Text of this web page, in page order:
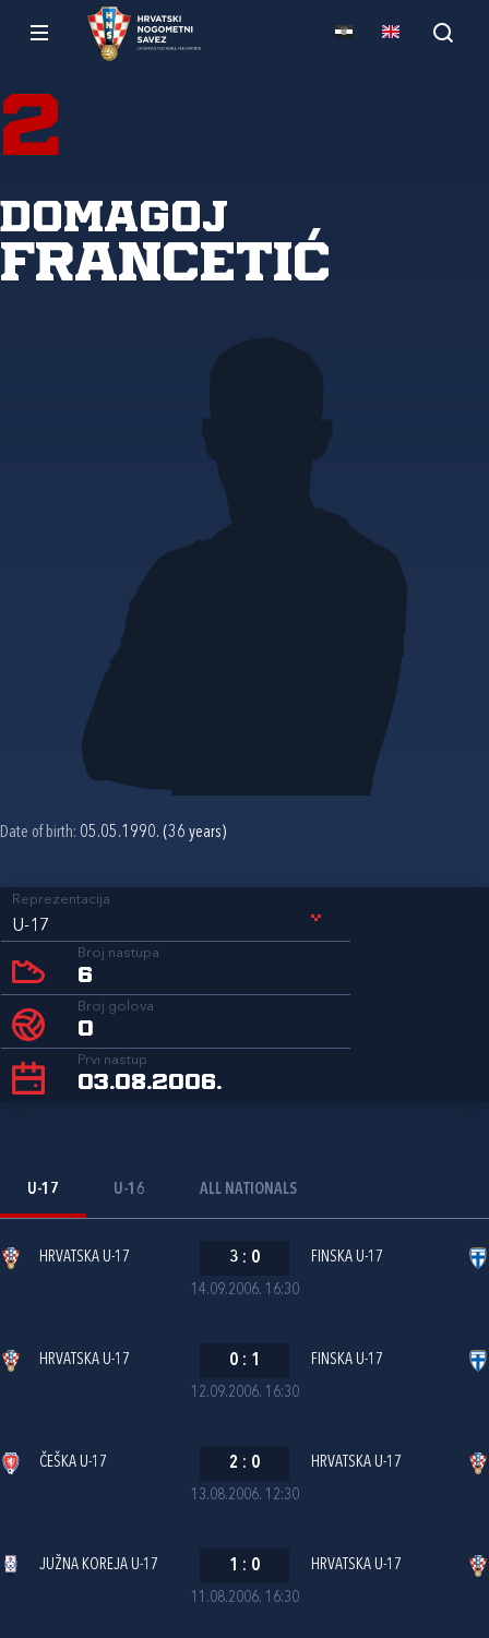
2
Domagoj
Francetić
Date of birth: 05.05.1990. (36 years)
Reprezentacija
U-17
Broj nastupa
6
Broj golova
0
Prvi nastup
03.08.2006.
U-17 U-16 ALL NATIONALS
14.09.2006. 16:30
HRVATSKA U-17 3 : 0 FINSKA U-17
12.09.2006. 16:30
HRVATSKA U-17 0 : 1 FINSKA U-17
13.08.2006. 12:30
ČEŠKA U-17 2 : 0 HRVATSKA U-17
11.08.2006. 16:30
JUŽNA KOREJA U-17 1 : 0 HRVATSKA U-17